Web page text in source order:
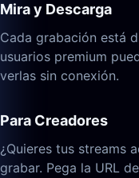
Mira y Descarga
Cada grabación está
usuarios premium
verlas sin conexión.
Para Creadores
¿Quieres tus streams
grabar. Pega la URL